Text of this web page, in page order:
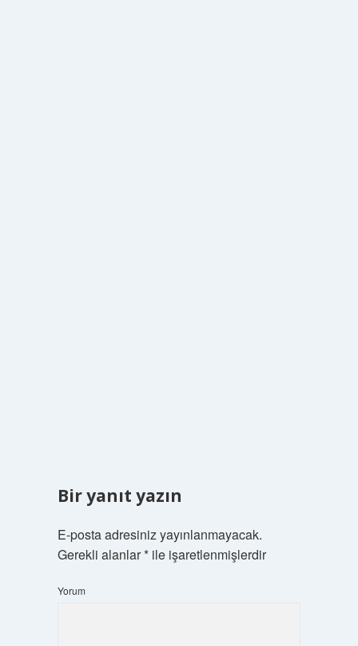
Bir yanıt yazın
E-posta adresiniz yayınlanmayacak.
Gerekli alanlar*ile işaretlenmişlerdir
Yorum